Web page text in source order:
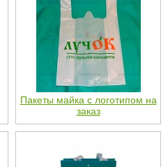
Пакеты майка с логотипом на
заказ